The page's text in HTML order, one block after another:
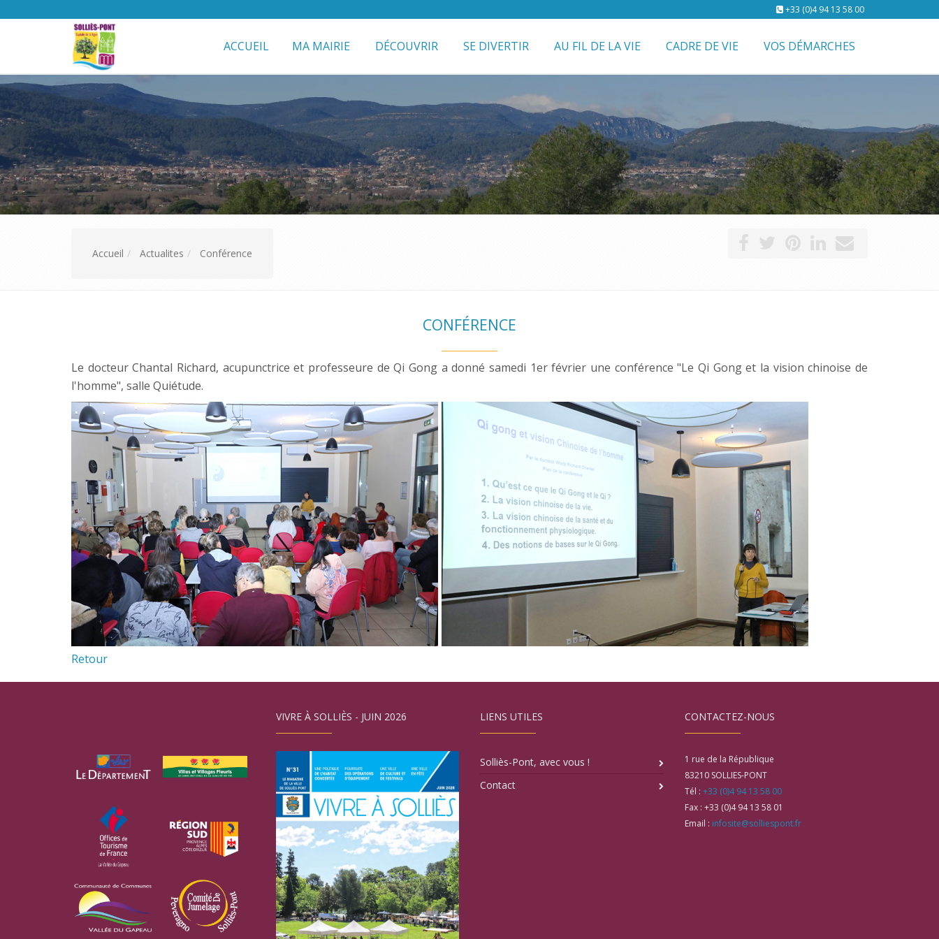
+33 (0)4 94 13 58 00
ACCUEIL MA MAIRIE DÉCOUVRIR SE DIVERTIR AU FIL DE LA VIE CADRE DE VIE VOS DÉMARCHES
Accueil Actualites Conférence
CONFÉRENCE
Le docteur Chantal Richard, acupunctrice et professeure de Qi Gong a donné samedi 1er février une conférence "Le Qi Gong et la vision chinoise de
l'homme", salle Quiétude.
Retour
VIVRE À SOLLIÈS - JUIN 2026 LIENS UTILES
Solliès-Pont, avec vous !
Contact
CONTACTEZ-NOUS
1 rue de la République
83210 SOLLIES-PONT
Tél : +33 (0)4 94 13 58 00
Fax : +33 (0)4 94 13 58 01
Email : infosite@solliespont.fr